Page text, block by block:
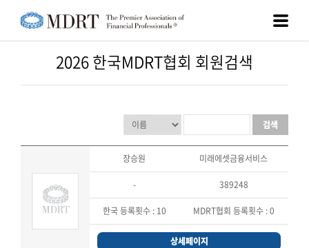
2026 한국MDRT협회 회원검색
검색
장승원 미래에셋금융서비스
- 389248
한국 등록횟수 :10 MDRT협회 등록횟수 :0
상세페이지